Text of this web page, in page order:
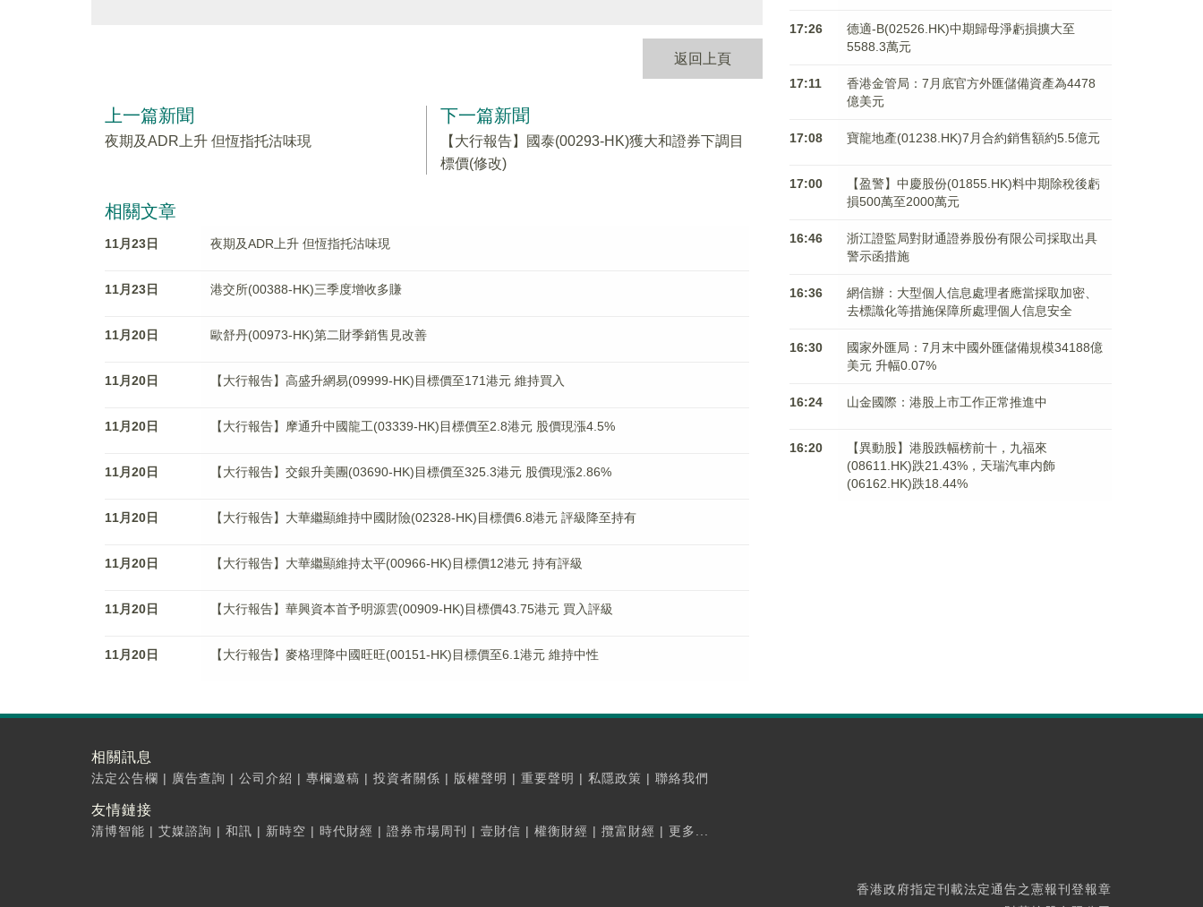
返回上頁
上一篇新聞
夜期及ADR上升 但恆指托沽味現
下一篇新聞
【大行報告】國泰(00293-HK)獲大和證券下調目
標價(修改)
相關文章
11月23日 夜期及ADR上升 但恆指托沽味現
11月23日 港交所(00388-HK)三季度增收多賺
11月20日 歐舒丹(00973-HK)第二財季銷售見改善
11月20日 【大行報告】高盛升網易(09999-HK)目標價至171港元 維持買入
11月20日 【大行報告】摩通升中國龍工(03339-HK)目標價至2.8港元 股價現漲4.5%
11月20日 【大行報告】交銀升美團(03690-HK)目標價至325.3港元 股價現漲2.86%
11月20日 【大行報告】大華繼顯維持中國財險(02328-HK)目標價6.8港元 評級降至持有
11月20日 【大行報告】大華繼顯維持太平(00966-HK)目標價12港元 持有評級
11月20日 【大行報告】華興資本首予明源雲(00909-HK)目標價43.75港元 買入評級
11月20日 【大行報告】麥格理降中國旺旺(00151-HK)目標價至6.1港元 維持中性
17:26
德適-B(02526.HK)中期歸母淨虧損擴大至
5588.3萬元
17:11
香港金管局：7月底官方外匯儲備資產為4478
億美元
17:08 寶龍地產(01238.HK)7月合約銷售額約5.5億元
17:00
【盈警】中慶股份(01855.HK)料中期除稅後虧
損500萬至2000萬元
16:46
浙江證監局對財通證券股份有限公司採取出具
警示函措施
16:36
網信辦：大型個人信息處理者應當採取加密、
去標識化等措施保障所處理個人信息安全
16:30
國家外匯局：7月末中國外匯儲備規模34188億
美元 升幅0.07%
16:24 山金國際：港股上市工作正常推進中
16:20
【異動股】港股跌幅榜前十，九福來
(08611.HK)跌21.43%，天瑞汽車内飾
(06162.HK)跌18.44%
相關訊息
法定公告欄 | 廣告查詢 | 公司介紹 | 專欄邀稿 | 投資者關係 | 版權聲明 | 重要聲明 | 私隱政策 | 聯絡我們
友情鏈接
清博智能 | 艾媒諮詢 | 和訊 | 新時空 | 時代財經 | 證券市場周刊 | 壹財信 | 權衡財經 | 攬富財經 | 更多...
香港政府指定刊載法定通告之憲報刊登報章